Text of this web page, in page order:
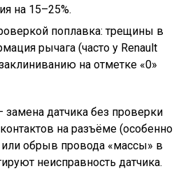
на 15–25%.
поплавка: трещины в
рычага (часто у Renault
на отметке «0»
замена датчика без проверки
на разъёме (особенно
обрыв провода «массы» в
неисправность датчика.